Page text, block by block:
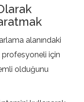
alanındaki
profesyoneli için
olduğunu